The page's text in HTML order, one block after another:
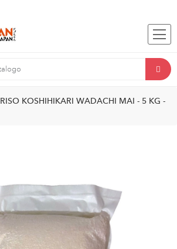
RISO KOSHIHIKARI WADACHI MAI - 5 KG -